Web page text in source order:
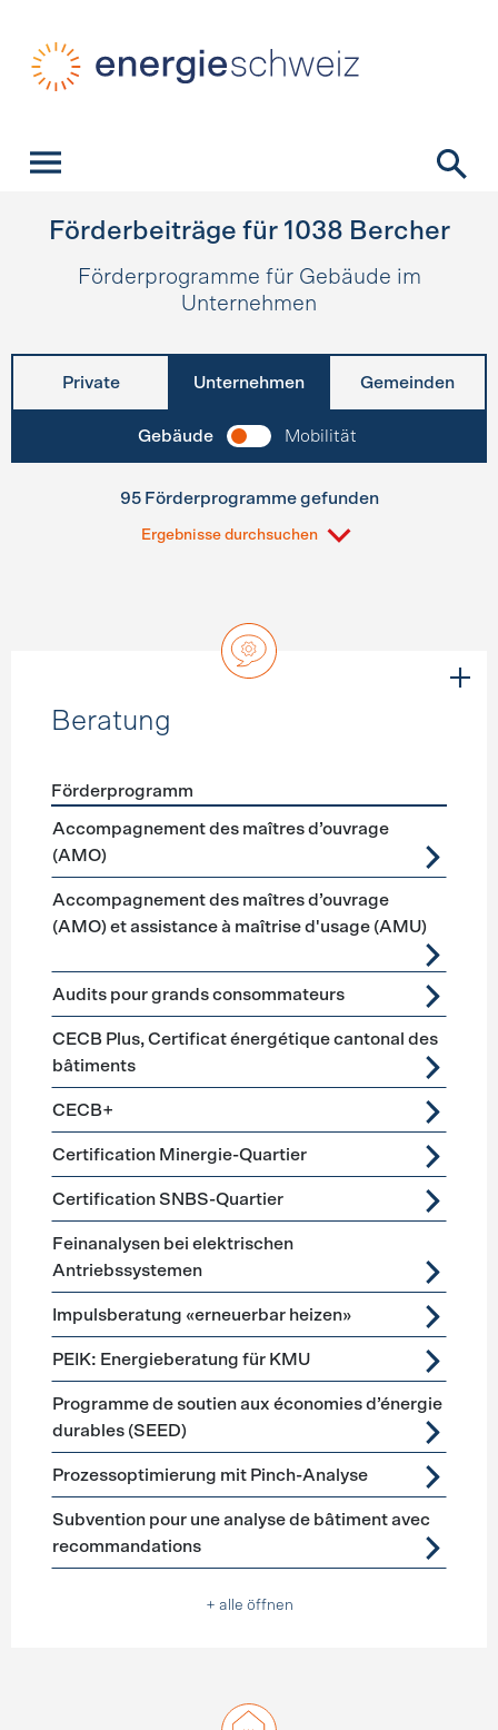
Förderbeiträge für 1038 Bercher
Förderprogramme für Gebäude im
Unternehmen
Private Unternehmen Gemeinden
Gebäude Mobilität
95 Förderprogramme gefunden
Ergebnisse durchsuchen
Beratung
Förderprogramme Beratung
Förderprogramm
Accompagnement des maîtres d’ouvrage
(AMO)
Accompagnement des maîtres d’ouvrage
(AMO) et assistance à maîtrise d'usage (AMU)
Audits pour grands consommateurs
CECB Plus, Certificat énergétique cantonal des
bâtiments
CECB+
Certification Minergie-Quartier
Certification SNBS-Quartier
Feinanalysen bei elektrischen
Antriebssystemen
Impulsberatung «erneuerbar heizen»
PEIK: Energieberatung für KMU
Programme de soutien aux économies d’énergie
durables (SEED)
Prozessoptimierung mit Pinch-Analyse
Subvention pour une analyse de bâtiment avec
recommandations
+ alle öffnen